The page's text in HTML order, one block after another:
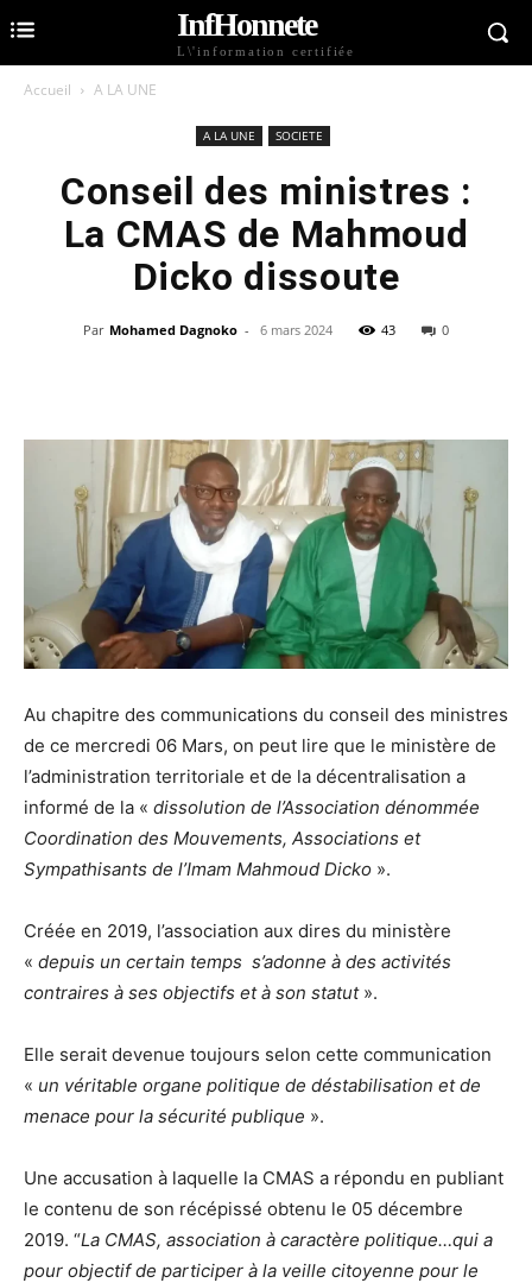
InfHonnete
L\'information certifiée
Accueil A LA UNE
A LA UNE SOCIETE
Conseil des ministres :
La CMAS de Mahmoud
Dicko dissoute
Par Mohamed Dagnoko - 6 mars 2024 43 0
Au chapitre des communications du conseil des ministres
de ce mercredi 06 Mars, on peut lire que le ministère de
l’administration territoriale et de la décentralisation a
informé de la « dissolution de l’Association dénommée
Coordination des Mouvements, Associations et
Sympathisants de l’Imam Mahmoud Dicko ».
Créée en 2019, l’association aux dires du ministère
« depuis un certain temps s’adonne à des activités
contraires à ses objectifs et à son statut».
Elle serait devenue toujours selon cette communication
« un véritable organe politique de déstabilisation et de
menace pour la sécurité publique ».
Une accusation à laquelle la CMAS a répondu en publiant
le contenu de son récépissé obtenu le 05 décembre
2019. “La CMAS, association à caractère politique…qui a
pour objectif de participer à la veille citoyenne pour le